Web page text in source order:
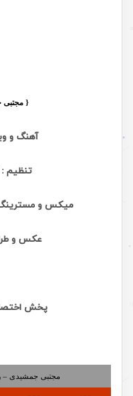
{ مجتبی
آهنگ و
تنظیم
میکس و مسترینگ
عکس و
پخش
مجتبی جمشیدی –